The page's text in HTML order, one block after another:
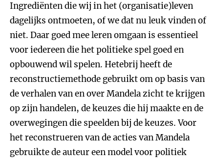
Ingrediënten die wij in het (organisatie)leven
dagelijks ontmoeten, of we dat nu leuk vinden of
niet. Daar goed mee leren omgaan is essentieel
voor iedereen die het politieke spel goed en
opbouwend wil spelen. Hetebrij heeft de
reconstructiemethode gebruikt om op basis van
de verhalen van en over Mandela zicht te krijgen
op zijn handelen, de keuzes die hij maakte en de
overwegingen die speelden bij de keuzes. Voor
het reconstrueren van de acties van Mandela
gebruikte de auteur een model voor politiek